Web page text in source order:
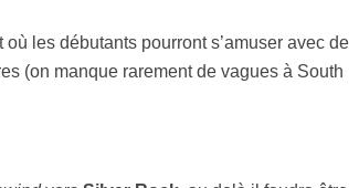
les débutants pourront s’amuser avec de
(on manque rarement de vagues à South